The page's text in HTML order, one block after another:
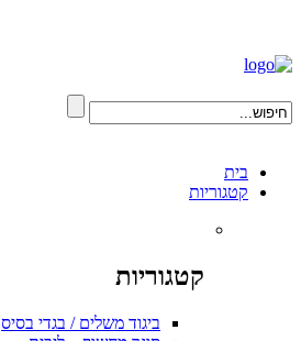
בית
קטגוריות
קטגוריות
ביגוד משלים / בגדי בסיס